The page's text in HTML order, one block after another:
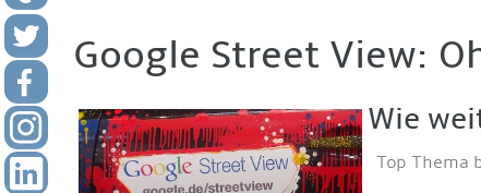
Google Street View:
Wie
Top Thema